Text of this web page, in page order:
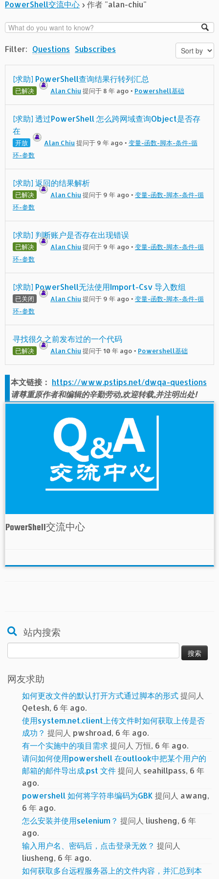
PowerShell交流中心 › 作者 "alan-chiu"
Filter: Questions Subscribes
[求助] PowerShell查询结果行转列汇总
已解决 Alan Chiu 提问于 8 年 ago • Powershell基础
[求助] 透过PowerShell 怎么跨网域查询Object是否存
在
开放 Alan Chiu 提问于 9 年 ago • 变量-函数-脚本-条件-循
环-参数
[求助] 返回的结果解析
已解决 Alan Chiu 提问于 9 年 ago • 变量-函数-脚本-条件-循
环-参数
[求助] 判断账户是否存在出现错误
已解决 Alan Chiu 提问于 9 年 ago • 变量-函数-脚本-条件-循
环-参数
[求助] PowerShell无法使用Import-Csv 导入数组
已关闭 Alan Chiu 提问于 9 年 ago • 变量-函数-脚本-条件-循
环-参数
寻找很久之前发布过的一个代码
已解决 Alan Chiu 提问于 10 年 ago • Powershell基础
本文链接： https://www.pstips.net/dwqa-questions
请尊重原作者和编辑的辛勤劳动,欢迎转载,并注明出处!
PowerShell交流中心
站内搜索
索：
网友求助
如何更改文件的默认打开方式通过脚本的形式提问人
Qetesh, 6 年 ago.
使用system.net.client上传文件时如何获取上传是否
成功？ 提问人 pwshroad, 6 年 ago.
有一个实施中的项目需求提问人 万恒, 6 年 ago.
请问如何使用powershell 在outlook中把某个用户的
邮箱的邮件导出成.pst 文件提问人 seahillpass, 6 年
ago.
powershell 如何将字符串编码为GBK 提问人 awang,
6 年 ago.
怎么安装并使用selenium？ 提问人 liusheng, 6 年
ago.
输入用户名、密码后，点击登录无效？ 提问人
liusheng, 6 年 ago.
如何获取多台远程服务器上的文件内容，并汇总到本